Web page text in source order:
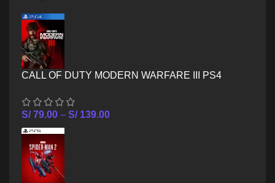
CALL OF DUTY MODERN WARFARE III PS4
S/79.00 – S/139.00